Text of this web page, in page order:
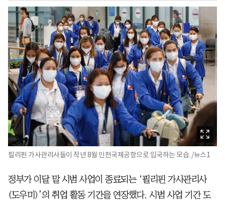
필리핀 가사관리사들이 작년 8월 인천국제공항으로 입국하는 모습. /뉴스1
정부가 이달 말 시범 사업이 종료되는 ‘필리핀 가사관리사
(도우미)’의 취업 활동 기간을 연장했다. 시범 사업 기간 도